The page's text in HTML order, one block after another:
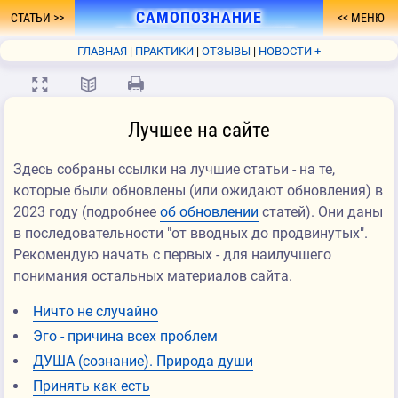
СТАТЬИ
САМОПОЗНАНИЕ
- ПУТЬ К ПРОСВЕТЛЕНИЮ
МЕНЮ
ГЛАВНАЯ ПРАКТИКИ ОТЗЫВЫ
НОВОСТИ +
💻 📖 🖨
Лучшее на сайте
Здесь собраны ссылки на лучшие статьи - на те,
которые были обновлены (или ожидают обновления) в
2023 году (подробнее об обновлении статей). Они даны
в последовательности "от вводных до продвинутых".
Рекомендую начать с первых - для наилучшего
понимания остальных материалов сайта.
Ничто не случайно
Эго - причина всех проблем
ДУША (сознание). Природа души
Принять как есть